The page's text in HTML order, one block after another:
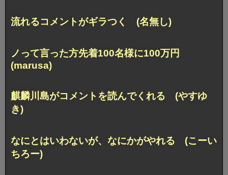
流れるコメントがギラつく (名無し)
ノって言った方先着100名様に100万円
(marusa)
麒麟川島がコメントを読んでくれる (やすゆ
き)
なにとはいわないが、なにかがやれる (こーい
ちろー)